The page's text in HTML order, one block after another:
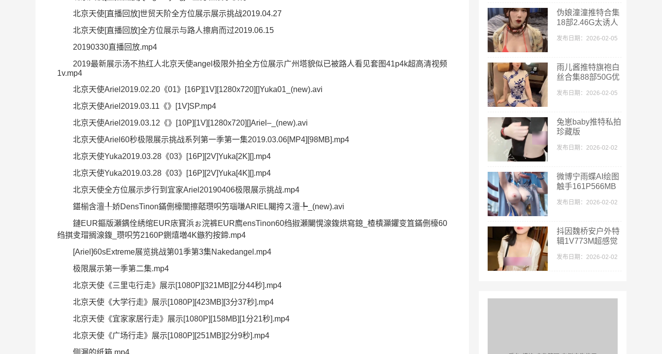
北京天使[直播回放]世贸天阶全方位展示展示挑战2019.04.27
北京天使[直播回放]全方位展示与路人擦肩而过2019.06.15
20190330直播回放.mp4
2019最新展示汤不热红人北京天使angel极限外拍全方位展示广州塔貌似已被路人看见套图41p4k超高清视频
1v.mp4
北京天使Ariel2019.02.20《01》[16P][1V][1280x720][]Yuka01_(new).avi
北京天使Ariel2019.03.11《》[1V]SP.mp4
北京天使Ariel2019.03.12《》[10P][1V][1280x720][]Ariel–_(new).avi
北京天使Ariel60秒极限展示挑战系列第一季第一集2019.03.06[MP4][98MB].mp4
北京天使Yuka2019.03.28《03》[16P][2V]Yuka[2K][].mp4
北京天使Yuka2019.03.28《03》[16P][2V]Yuka[4K][].mp4
北京天使全方位展示步行到宜家Ariel20190406极限展示挑战.mp4
鍖椾含澶╀娇DensTinon鏋侀檺闇擦嚭瓒呮竻瑙嗛ARIEL闀挎ス澶╄_(new).avi
鏈EUR鏂版瀬鍝佺綉绾EUR庡寳浜ぉ浣裤EUR廌ensTinon60绉掓瀬闄愰湶鍑烘寫鎴_楂樻灦鑺变笡鏋侀檺60
绉掑叏瑁搁湶鍑_瓒呮竻2160P鍘熺増4K鏃犳按鍗.mp4
[Ariel]60sExtreme展览挑战第01季第3集Nakedangel.mp4
极限展示第一季第二集.mp4
北京天使《三里屯行走》展示[1080P][321MB][2分44秒].mp4
北京天使《大学行走》展示[1080P][423MB][3分37秒].mp4
北京天使《宜家家居行走》展示[1080P][158MB][1分21秒].mp4
北京天使《广场行走》展示[1080P][251MB][2分9秒].mp4
侧漏的纸箱.mp4
伪娘潼潼推特合集
18部2.46G太诱人
发布日期：2026-02-05
雨儿酱推特旗袍白
丝合集88部50G优
发布日期：2026-02-05
兔崽baby推特私拍
珍藏版
嫩天花板
发布日期：2026-02-02
微博宁雨蝶AI绘图
触手161P566MB
发布日期：2026-02-02
抖因魏桥安户外特
辑1V773M超感觉
发布日期：2026-02-02